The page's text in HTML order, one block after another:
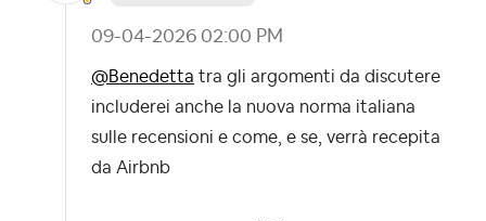
‎09-04-2026 02:00 PM
@Benedetta tra gli argomenti da discutere
includerei anche la nuova norma italiana
sulle recensioni e come, e se, verrà recepita
da Airbnb